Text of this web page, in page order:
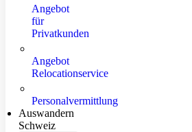
Angebot
für
Privatkunden
Angebot
Relocationservice
Personalvermittlung
Auswandern
Schweiz